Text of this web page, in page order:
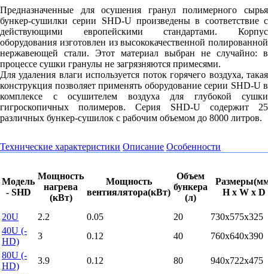
Предназначенные для осушения гранул полимерного сырья
бункер-сушилки серии SHD-U произведены в соответствие с
действующими европейскими стандартами. Корпус
оборудования изготовлен из высококачественной полированной
нержавеющей стали. Этот материал выбран не случайно: в
процессе сушки гранулы не загрязняются примесями.
Для удаления влаги используется поток горячего воздуха, такая
конструкция позволяет применять оборудование серии SHD-U в
комплексе с осушителем воздуха для глубокой сушки
гигроскопичных полимеров. Серия SHD-U содержит 25
различных бункер-сушилок с рабочим объемом до 8000 литров.
Технические характеристики Описание Особенности
Модель
- SHD
Мощность
нагрева
(кВт)
Мощность
вентиялятора(кВт)
Объем
бункера
(л)
H x W x D
20U 2.2 0.05 20
730x575x325
40U (-
HD)
3 0.12 40
760x640x390
80U (-
HD)
3.9 0.12 80
940x722x475